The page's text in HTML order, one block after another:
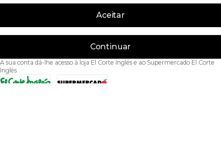
Aceitar
Continuar
A sua conta dá-lhe acesso à loja El Corte Inglés e ao Supermercado El Corte
Inglés.